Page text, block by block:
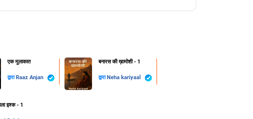
एक मुलाकात
द्वारा Raaz Anjan
बनारस की ख़ामोशी - 1
द्वारा Neha kariyaal
इश्क - 1